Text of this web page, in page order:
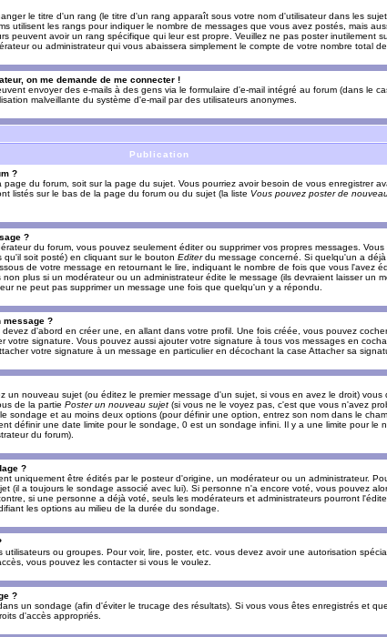
le titre d'un rang (le titre d'un rang apparaît sous votre nom d'utilisateur dans les
utilisent les rangs pour indiquer le nombre de messages que vous avez postés, mais
peuvent avoir un rang spécifique qui leur est propre. Veuillez ne pas poster inutilement
ou administrateur qui vous abaissera simplement le compte de votre nombre total de
on me demande de me connecter !
envoyer des e-mails à des gens via le formulaire d'e-mail intégré au forum (dans le
malveillante du système d'e-mail par des utilisateurs anonymes.
Publication
?
du forum, soit sur la page du sujet. Vous pourriez avoir besoin de vous enregistrer
listés sur le bas de la page du forum ou du sujet (la liste Vous pouvez poster de
?
du forum, vous pouvez seulement éditer ou supprimer vos propres messages.
soit posté) en cliquant sur le bouton Editerdu message concerné. Si quelqu'un a déjà
de votre message en retournant le lire, indiquant le nombre de fois que vous l'avez
plus si un modérateur ou un administrateur édite le message (ils devraient laisser un
ne peut pas supprimer un message une fois que quelqu'un y a répondu.
message ?
d'abord en créer une, en allant dans votre profil. Une fois créée, vous pouvez
votre signature. Vous pouvez aussi ajouter votre signature à tous vos messages en
votre signature à un message en particulier en décochant la case Attacher sa
un nouveau sujet (ou éditez le premier message d'un sujet, si vous en avez le droit) vous
de la partie Poster un nouveau sujet (si vous ne le voyez pas, c'est que vous n'avez
sondage et au moins deux options (pour définir une option, entrez son nom dans le
définir une date limite pour le sondage, 0 est un sondage infini. Il y a une limite pour le
du forum).
?
uniquement être édités par le posteur d'origine, un modérateur ou un administrateur.
(il a toujours le sondage associé avec lui). Si personne n'a encore voté, vous pouvez
si une personne a déjà voté, seuls les modérateurs et administrateurs pourront
les options au milieu de la durée du sondage.
utilisateurs ou groupes. Pour voir, lire, poster, etc. vous devez avoir une autorisation
vous pouvez les contacter si vous le voulez.
?
un sondage (afin d'éviter le trucage des résultats). Si vous vous êtes enregistrés et
d'accès appropriés.